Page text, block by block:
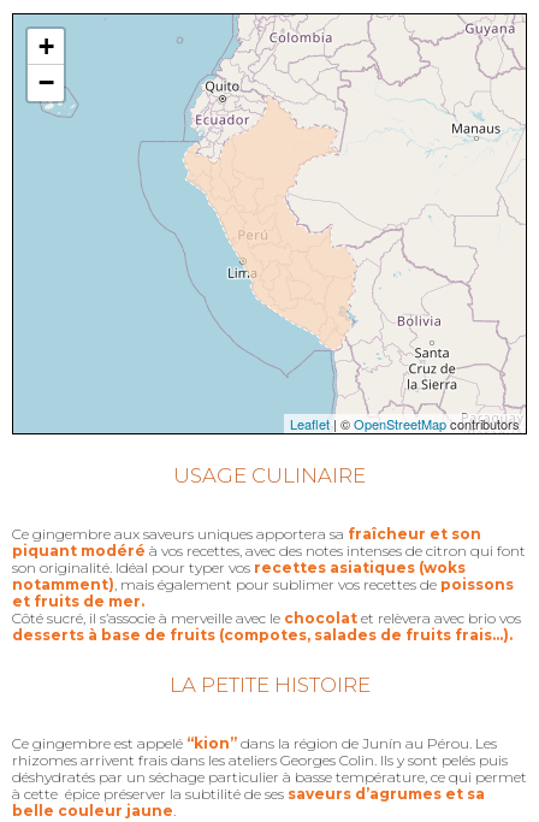
+
−
Leaflet| ©OpenStreetMapcontributors
USAGE CULINAIRE
Ce gingembre aux saveurs uniques apportera sa fraîcheur et son
piquant modéré à vos recettes, avec des notes intenses de citron qui font
son originalité. Idéal pour typer vos recettes asiatiques (woks
notamment), mais également pour sublimer vos recettes de poissons
et fruits de mer.
Côté sucré, il s’associe à merveille avec le chocolat et relèvera avec brio vos
desserts à base de fruits (compotes, salades de fruits frais…).
LA PETITE HISTOIRE
Ce gingembre est appelé “kion” dans la région de Junín au Pérou. Les
rhizomes arrivent frais dans les ateliers Georges Colin. Ils y sont pelés puis
déshydratés par un séchage particulier à basse température, ce qui permet
à cette épice préserver la subtilité de ses saveurs d’agrumes et sa
belle couleur jaune.